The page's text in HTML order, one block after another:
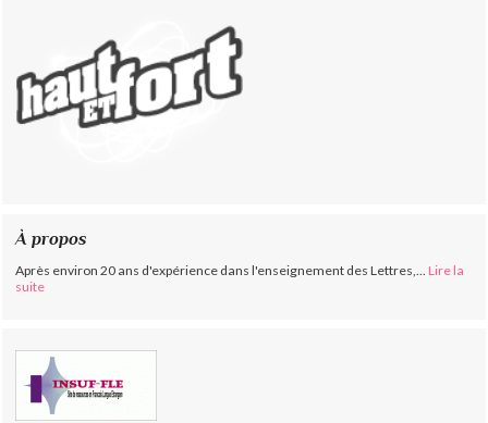
À propos
Après environ 20 ans d'expérience dans l'enseignement des Lettres,... Lire la
suite